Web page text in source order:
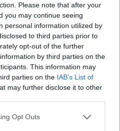
Please note that after your
you may continue seeing
personal information utilized by
to third parties prior to
opt-out of the further
by third parties on the
This information may
parties on the IAB’s List of
may further disclose it to other
Opt Outs
probléma a
ez is
élelmiszer,
termesztik. Egy
lévő
islehet pálmaolaj.